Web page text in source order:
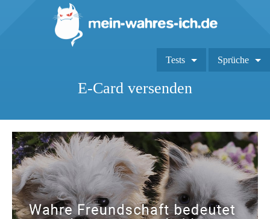
Tests Sprüche
E-Card versenden